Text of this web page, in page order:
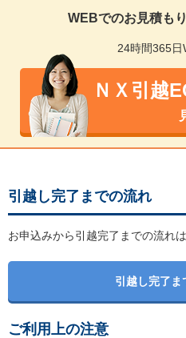
WEBでのお見積も
24時間365日
ＮＸ引越
引越し完了までの流れ
お申込みから引越完了までの流れ
引越し完了ま
ご利用上の注意